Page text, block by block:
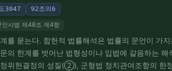
3047 92조의6
인사법 제48조 제4항
를 묻는다. 합헌적 법률해석은 법률의 문언이 가
의 한계를 벗어난 법형성이나 입법에 갈음하는 해
위헌결정의 성질(②), 군형법 정치관여조항의 한